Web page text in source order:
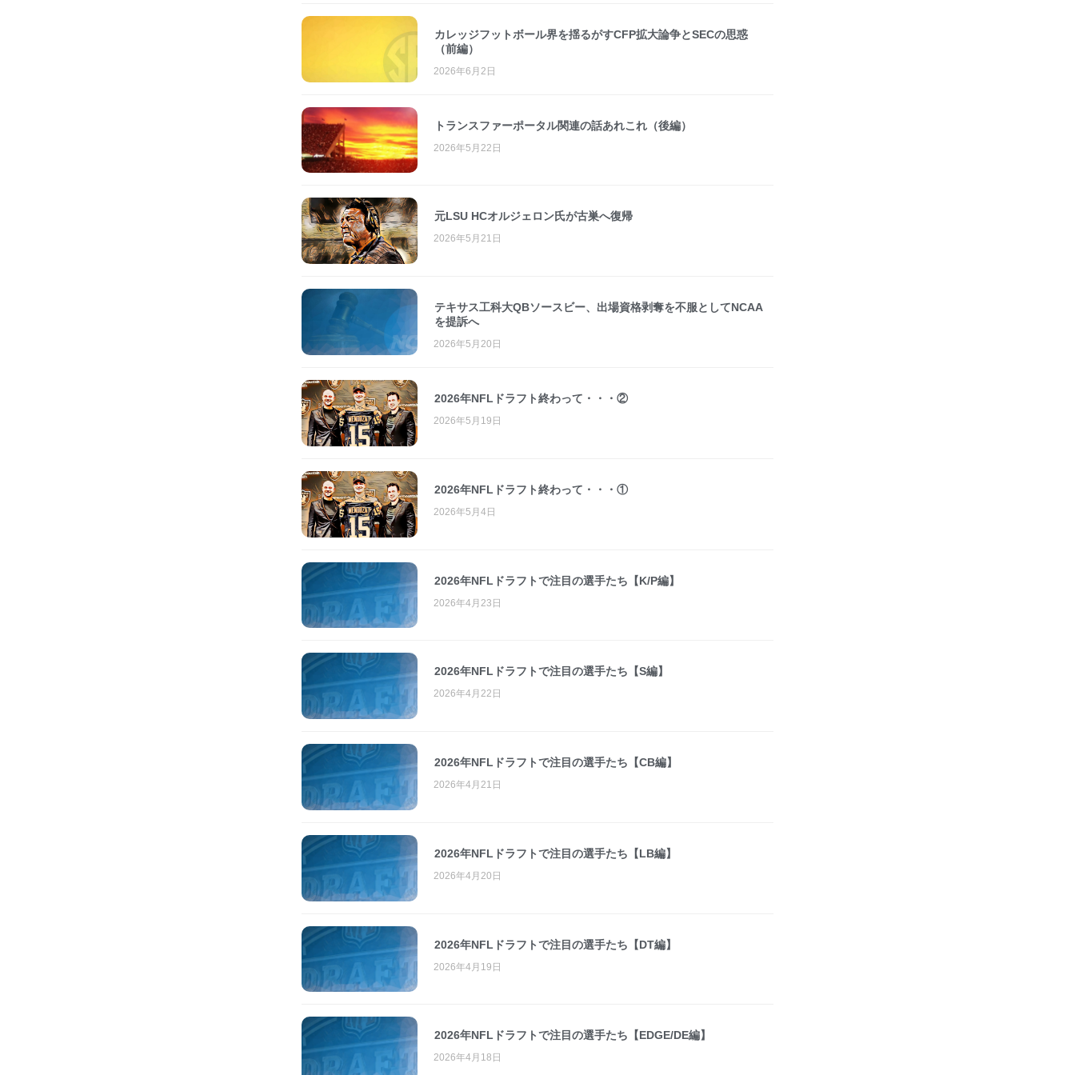
カレッジフットボール界を揺るがすCFP拡大論争とSECの思惑
（前編）
2026年6月2日
トランスファーポータル関連の話あれこれ（後編）
2026年5月22日
元LSU HCオルジェロン氏が古巣へ復帰
2026年5月21日
テキサス工科大QBソースビー、出場資格剥奪を不服としてNCAA
を提訴へ
2026年5月20日
2026年NFLドラフト終わって・・・②
2026年5月19日
2026年NFLドラフト終わって・・・①
2026年5月4日
2026年NFLドラフトで注目の選手たち【K/P編】
2026年4月23日
2026年NFLドラフトで注目の選手たち【S編】
2026年4月22日
2026年NFLドラフトで注目の選手たち【CB編】
2026年4月21日
2026年NFLドラフトで注目の選手たち【LB編】
2026年4月20日
2026年NFLドラフトで注目の選手たち【DT編】
2026年4月19日
2026年NFLドラフトで注目の選手たち【EDGE/DE編】
2026年4月18日